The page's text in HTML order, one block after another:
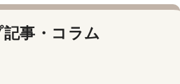
事・コラム